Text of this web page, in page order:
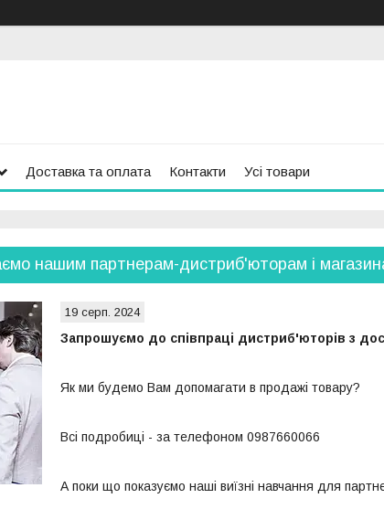
Доставка та оплата Контакти Усі товари
нашим партнерам-дистриб'юторам і
19 серп. 2024
Запрошуємо до співпраці дистриб'юторів з
Як ми будемо Вам допомагати в продажі товару?
Всі подробиці - за телефоном 0987660066
А поки що показуємо наші виїзні навчання для